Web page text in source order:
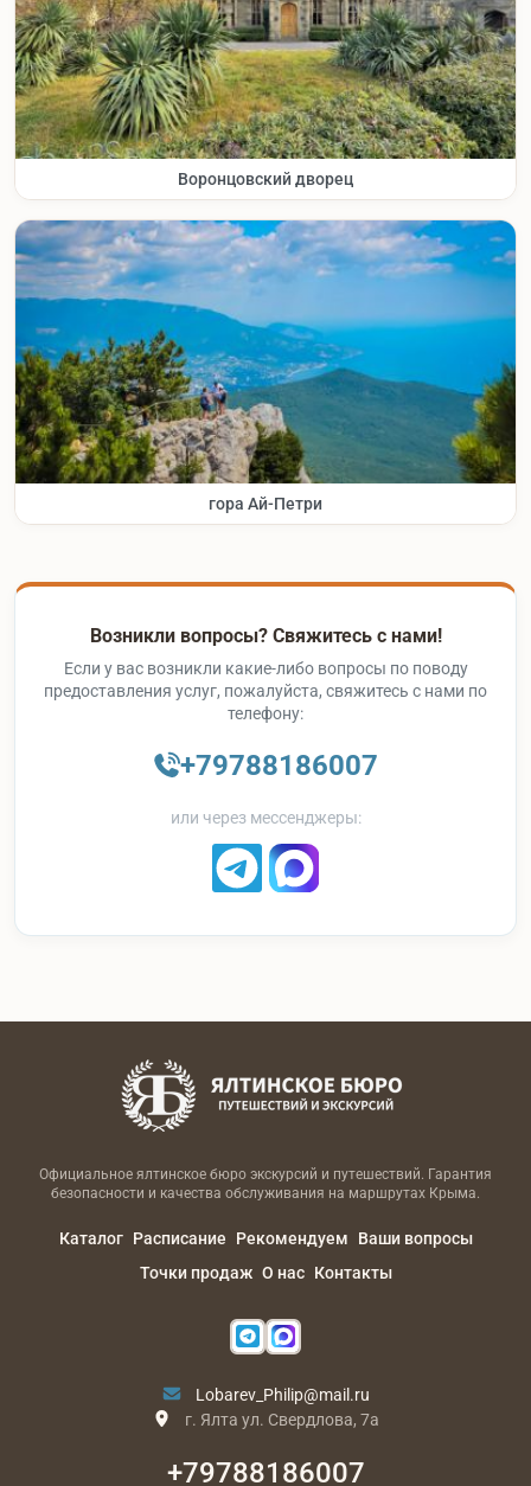
Воронцовский дворец
гора Ай-Петри
Возникли вопросы? Свяжитесь с нами!
Если у вас возникли какие-либо вопросы по поводу
предоставления услуг, пожалуйста, свяжитесь с нами по
телефону:
+79788186007
или через мессенджеры:
Официальное ялтинское бюро экскурсий и путешествий. Гарантия
безопасности и качества обслуживания на маршрутах Крыма.
Каталог Расписание Рекомендуем
Ваши вопросы
Точки продаж О нас Контакты
Lobarev_Philip@mail.ru
г. Ялта ул. Свердлова, 7а
+79788186007